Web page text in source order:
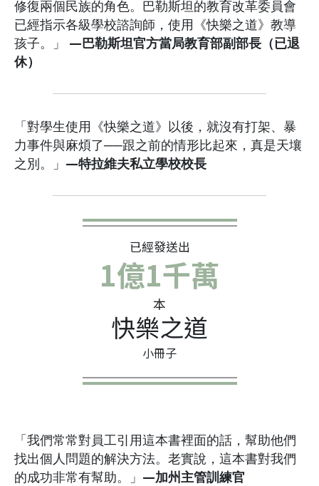
修復兩個民族的角色。巴勒斯坦的教育改革委員會
已經指示各級學校諮詢師，使用《快樂之道》教導
孩子。」 —巴勒斯坦官方當局教育部副部長（已退
休）
「對學生使用《快樂之道》以後，就沒有打架、暴
力事件與麻煩了──跟之前的情形比起來，真是天壤
之別。」 —特拉維夫私立學校校長
已經發送出
1億1千萬
本
快樂之道
小冊子
「我們常常對員工引用這本書裡面的話，幫助他們
找出個人問題的解決方法。老實說，這本書對我們
的成功非常有幫助。」 —加州主管訓練官